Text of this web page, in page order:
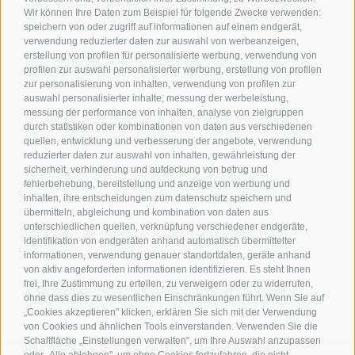
Wir können Ihre Daten zum Beispiel für folgende Zwecke verwenden:
speichern von oder zugriff auf informationen auf einem endgerät,
verwendung reduzierter daten zur auswahl von werbeanzeigen,
erstellung von profilen für personalisierte werbung, verwendung von
profilen zur auswahl personalisierter werbung, erstellung von profilen
zur personalisierung von inhalten, verwendung von profilen zur
auswahl personalisierter inhalte, messung der werbeleistung,
messung der performance von inhalten, analyse von zielgruppen
durch statistiken oder kombinationen von daten aus verschiedenen
quellen, entwicklung und verbesserung der angebote, verwendung
reduzierter daten zur auswahl von inhalten, gewährleistung der
sicherheit, verhinderung und aufdeckung von betrug und
fehlerbehebung, bereitstellung und anzeige von werbung und
inhalten, ihre entscheidungen zum datenschutz speichern und
übermitteln, abgleichung und kombination von daten aus
unterschiedlichen quellen, verknüpfung verschiedener endgeräte,
identifikation von endgeräten anhand automatisch übermittelter
informationen, verwendung genauer standortdaten, geräte anhand
von aktiv angeforderten informationen identifizieren. Es steht Ihnen
frei, Ihre Zustimmung zu erteilen, zu verweigern oder zu widerrufen,
ohne dass dies zu wesentlichen Einschränkungen führt. Wenn Sie auf
„Cookies akzeptieren" klicken, erklären Sie sich mit der Verwendung
von Cookies und ähnlichen Tools einverstanden. Verwenden Sie die
Schaltfläche „Einstellungen verwalten", um Ihre Auswahl anzupassen
Kontakt
Tourist Info Leifers
Branzoll Pfatten
J.-F.-Kennedy-Str. 88
39055 Leifers
Tel.+39 0471 950 420
info@laives-leifers.it